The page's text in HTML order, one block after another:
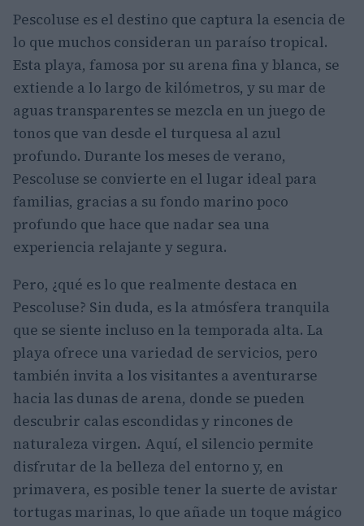
Pescoluse es el destino que captura la esencia de
lo que muchos consideran un paraíso tropical.
Esta playa, famosa por su arena fina y blanca, se
extiende a lo largo de kilómetros, y su mar de
aguas transparentes se mezcla en un juego de
tonos que van desde el turquesa al azul
profundo. Durante los meses de verano,
Pescoluse se convierte en el lugar ideal para
familias, gracias a su fondo marino poco
profundo que hace que nadar sea una
experiencia relajante y segura.
Pero, ¿qué es lo que realmente destaca en
Pescoluse? Sin duda, es la atmósfera tranquila
que se siente incluso en la temporada alta. La
playa ofrece una variedad de servicios, pero
también invita a los visitantes a aventurarse
hacia las dunas de arena, donde se pueden
descubrir calas escondidas y rincones de
naturaleza virgen. Aquí, el silencio permite
disfrutar de la belleza del entorno y, en
primavera, es posible tener la suerte de avistar
tortugas marinas, lo que añade un toque mágico